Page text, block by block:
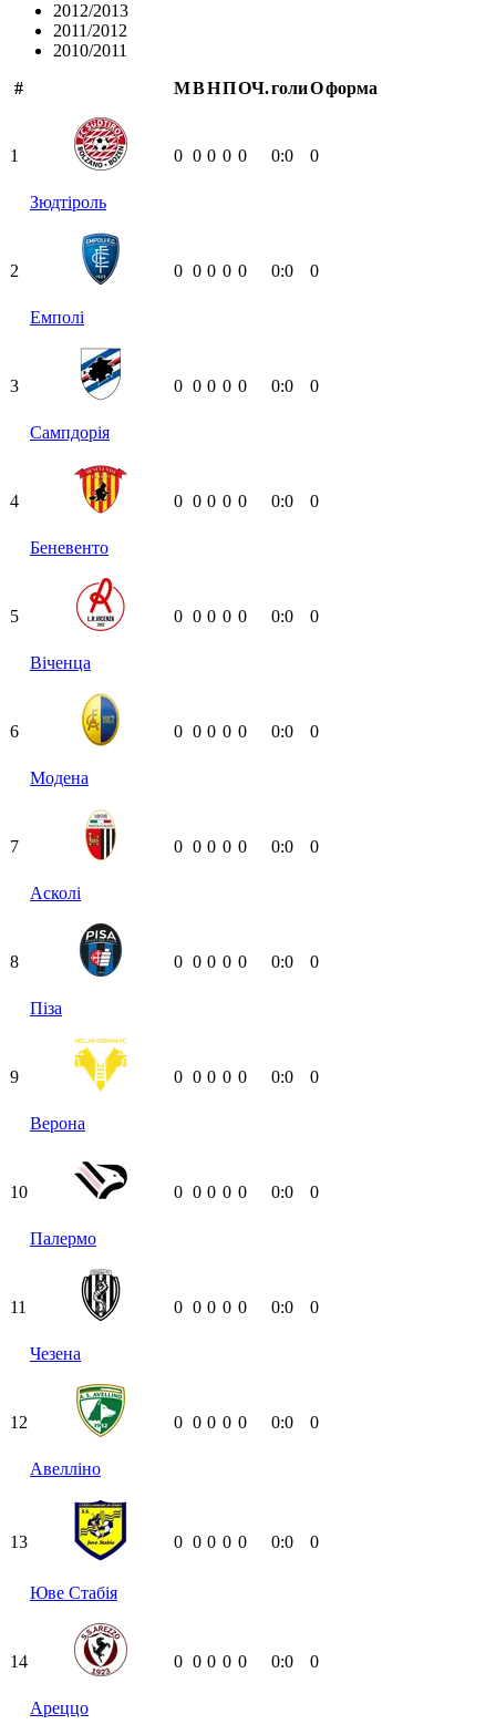
2012/2013
2011/2012
2010/2011
#
МВНПОЧ.голиОформа
1
Зюдтіроль
0 0 0 0 0 0:0 0
2
Емполі
0 0 0 0 0 0:0 0
3
Сампдорія
0 0 0 0 0 0:0 0
4
Беневенто
0 0 0 0 0 0:0 0
5
Віченца
0 0 0 0 0 0:0 0
6
Модена
0 0 0 0 0 0:0 0
7
Асколі
0 0 0 0 0 0:0 0
8
Піза
0 0 0 0 0 0:0 0
9
Верона
0 0 0 0 0 0:0 0
10
Палермо
0 0 0 0 0 0:0 0
11
Чезена
0 0 0 0 0 0:0 0
12
Авелліно
0 0 0 0 0 0:0 0
13
Юве Стабія
0 0 0 0 0 0:0 0
14
Ареццо
0 0 0 0 0 0:0 0